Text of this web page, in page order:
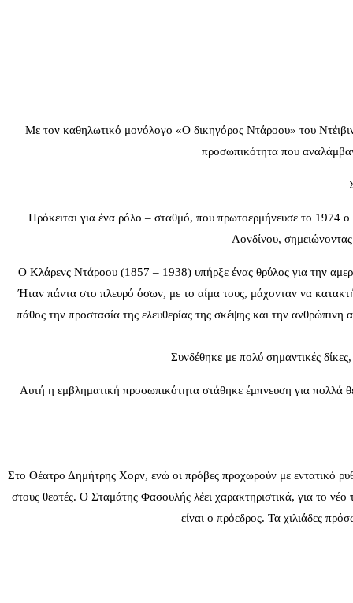
Με τον καθηλωτικό μονόλογο «Ο δικηγόρος Ντάροου» του
προσωπικότητα που
Πρόκειται για ένα ρόλο – σταθμό, που πρωτοερμήνευσε το 1974
Λονδίνου,
Ο Κλάρενς Ντάροου (1857 – 1938) υπήρξε ένας θρύλος για την
Ήταν πάντα στο πλευρό όσων, με το αίμα τους, μάχονταν να
πάθος την προστασία της ελευθερίας της σκέψης και την ανθρώπινη
Συνδέθηκε με πολύ σημαντικές
Αυτή η εμβληματική προσωπικότητα στάθηκε έμπνευση για πολλά
Στο Θέατρο Δημήτρης Χορν, ενώ οι πρόβες προχωρούν με εντατικό
στους θεατές. Ο Σταμάτης Φασουλής λέει χαρακτηριστικά, για το
είναι ο πρόεδρος. Τα χιλιάδες